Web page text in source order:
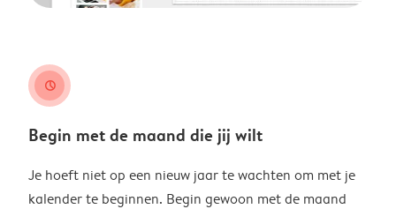
clock
Begin met de maand die jij wilt
Je hoeft niet op een nieuw jaar te wachten om met je
kalender te beginnen. Begin gewoon met de maand